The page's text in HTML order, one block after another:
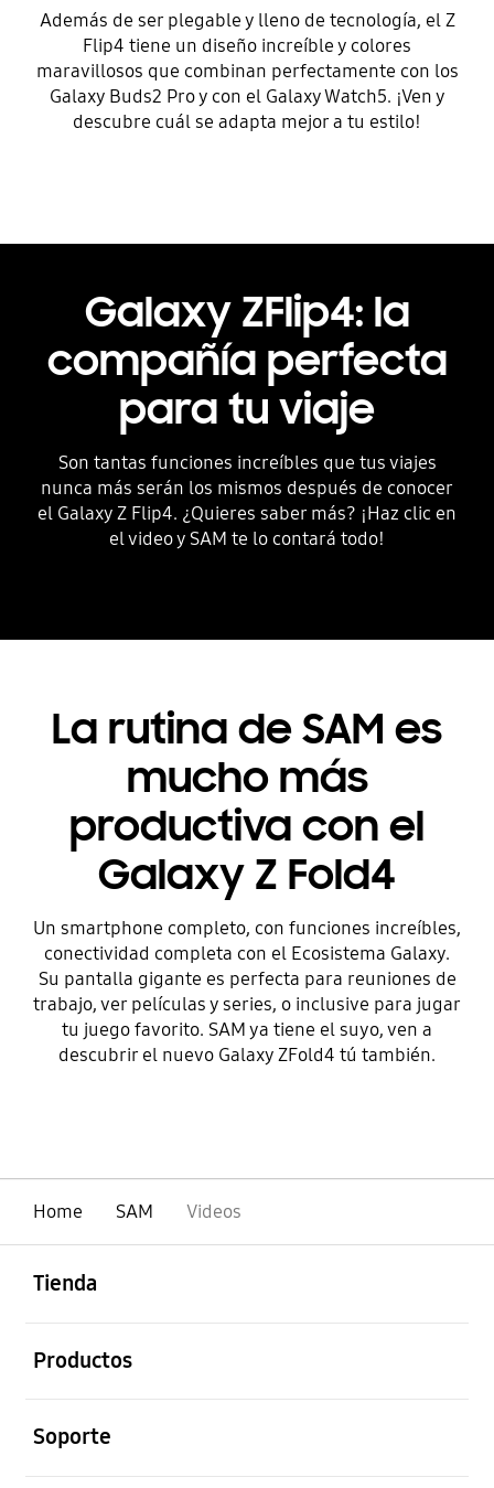
Además de ser plegable y lleno de tecnología, el Z
Flip4 tiene un diseño increíble y colores
maravillosos que combinan perfectamente con los
Galaxy Buds2 Pro y con el Galaxy Watch5. ¡Ven y
descubre cuál se adapta mejor a tu estilo!
Galaxy ZFlip4: la
compañía perfecta
para tu viaje
Son tantas funciones increíbles que tus viajes
nunca más serán los mismos después de conocer
el Galaxy Z Flip4. ¿Quieres saber más? ¡Haz clic en
el video y SAM te lo contará todo!
La rutina de SAM es
mucho más
productiva con el
Galaxy Z Fold4
Un smartphone completo, con funciones increíbles,
conectividad completa con el Ecosistema Galaxy.
Su pantalla gigante es perfecta para reuniones de
trabajo, ver películas y series, o inclusive para jugar
tu juego favorito. SAM ya tiene el suyo, ven a
descubrir el nuevo Galaxy ZFold4 tú también.
Home SAM Videos
Tienda
Productos
Soporte